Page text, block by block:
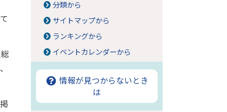
分類から
サイトマップから
ランキングから
イベントカレンダーから
情報が見つからないとき
は